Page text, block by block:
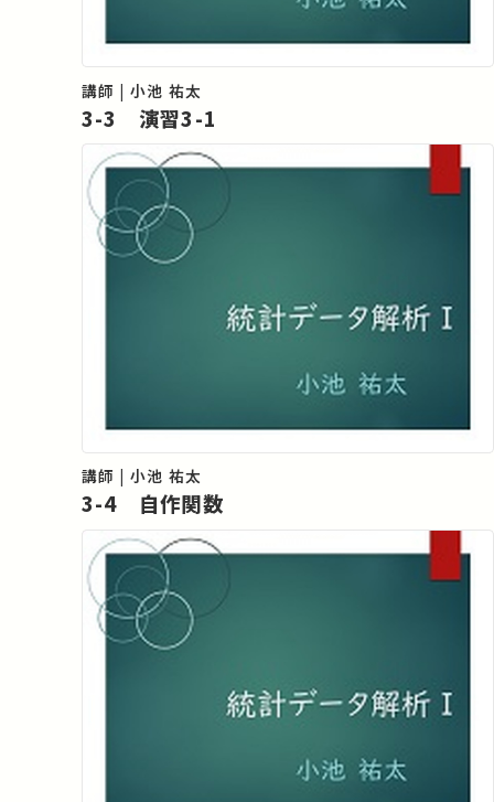
講師 | 小池 祐太
3-3 演習3-1
講師 | 小池 祐太
3-4 自作関数